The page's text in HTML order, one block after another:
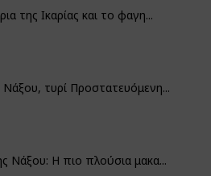
της Ικαρίας και το φαγη...
Νάξου, τυρί Προστατευόμενη...
Νάξου: Η πιο πλούσια μακα...